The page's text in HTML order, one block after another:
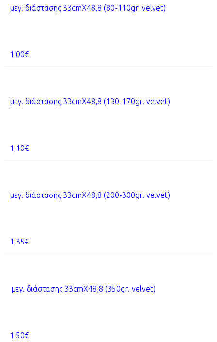
μεγ. διάστασης 33cmX48,8 (80-110gr. velvet)
1,00€
μεγ. διάστασης 33cmX48,8 (130-170gr. velvet)
1,10€
μεγ. διάστασης 33cmX48,8 (200-300gr. velvet)
1,35€
μεγ. διάστασης 33cmX48,8 (350gr. velvet)
1,50€